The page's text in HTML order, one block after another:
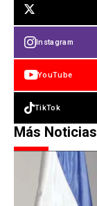
Instagram
YouTube
TikTok
Más Noticias